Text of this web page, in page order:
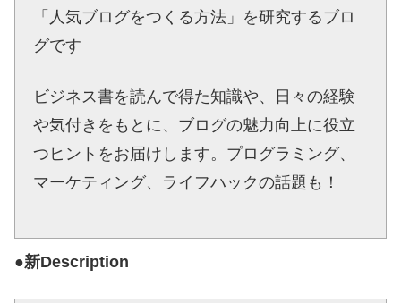
「人気ブログをつくる方法」を研究するブロ
グです
ビジネス書を読んで得た知識や、日々の経験
や気付きをもとに、ブログの魅力向上に役立
つヒントをお届けします。プログラミング、
マーケティング、ライフハックの話題も！
●新Description